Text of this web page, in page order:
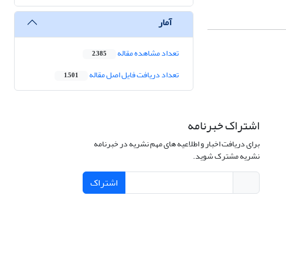
آمار
تعداد مشاهده مقاله 2,385
تعداد دریافت فایل اصل مقاله 1,501
اشتراک خبرنامه
برای دریافت اخبار و اطلاعیه های مهم نشریه در خبرنامه
نشریه مشترک شوید.
اشتراک